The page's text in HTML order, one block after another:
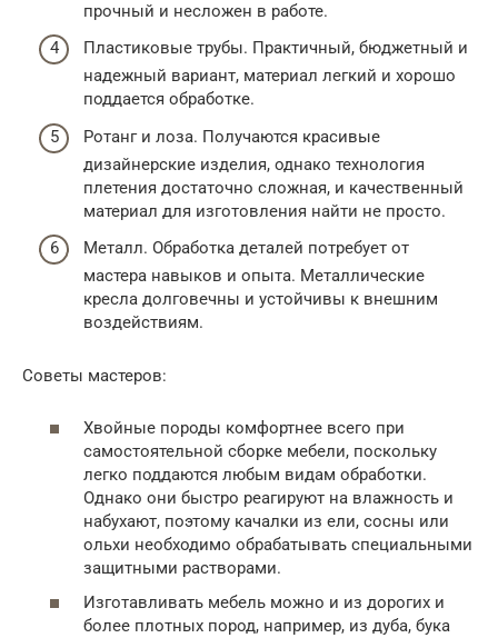
прочный и несложен в работе.
Пластиковые трубы. Практичный, бюджетный и
надежный вариант, материал легкий и хорошо
поддается обработке.
Ротанг и лоза. Получаются красивые
дизайнерские изделия, однако технология
плетения достаточно сложная, и качественный
материал для изготовления найти не просто.
Металл. Обработка деталей потребует от
мастера навыков и опыта. Металлические
кресла долговечны и устойчивы к внешним
воздействиям.
Советы мастеров:
Хвойные породы комфортнее всего при
самостоятельной сборке мебели, поскольку
легко поддаются любым видам обработки.
Однако они быстро реагируют на влажность и
набухают, поэтому качалки из ели, сосны или
ольхи необходимо обрабатывать специальными
защитными растворами.
Изготавливать мебель можно и из дорогих и
более плотных пород, например, из дуба, бука